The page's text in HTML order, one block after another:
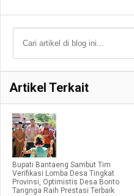
Artikel Terkait
Bupati Bantaeng Sambut Tim
Verifikasi Lomba Desa Tingkat
Provinsi, Optimistis Desa Bonto
Tangnga Raih Prestasi Terbaik